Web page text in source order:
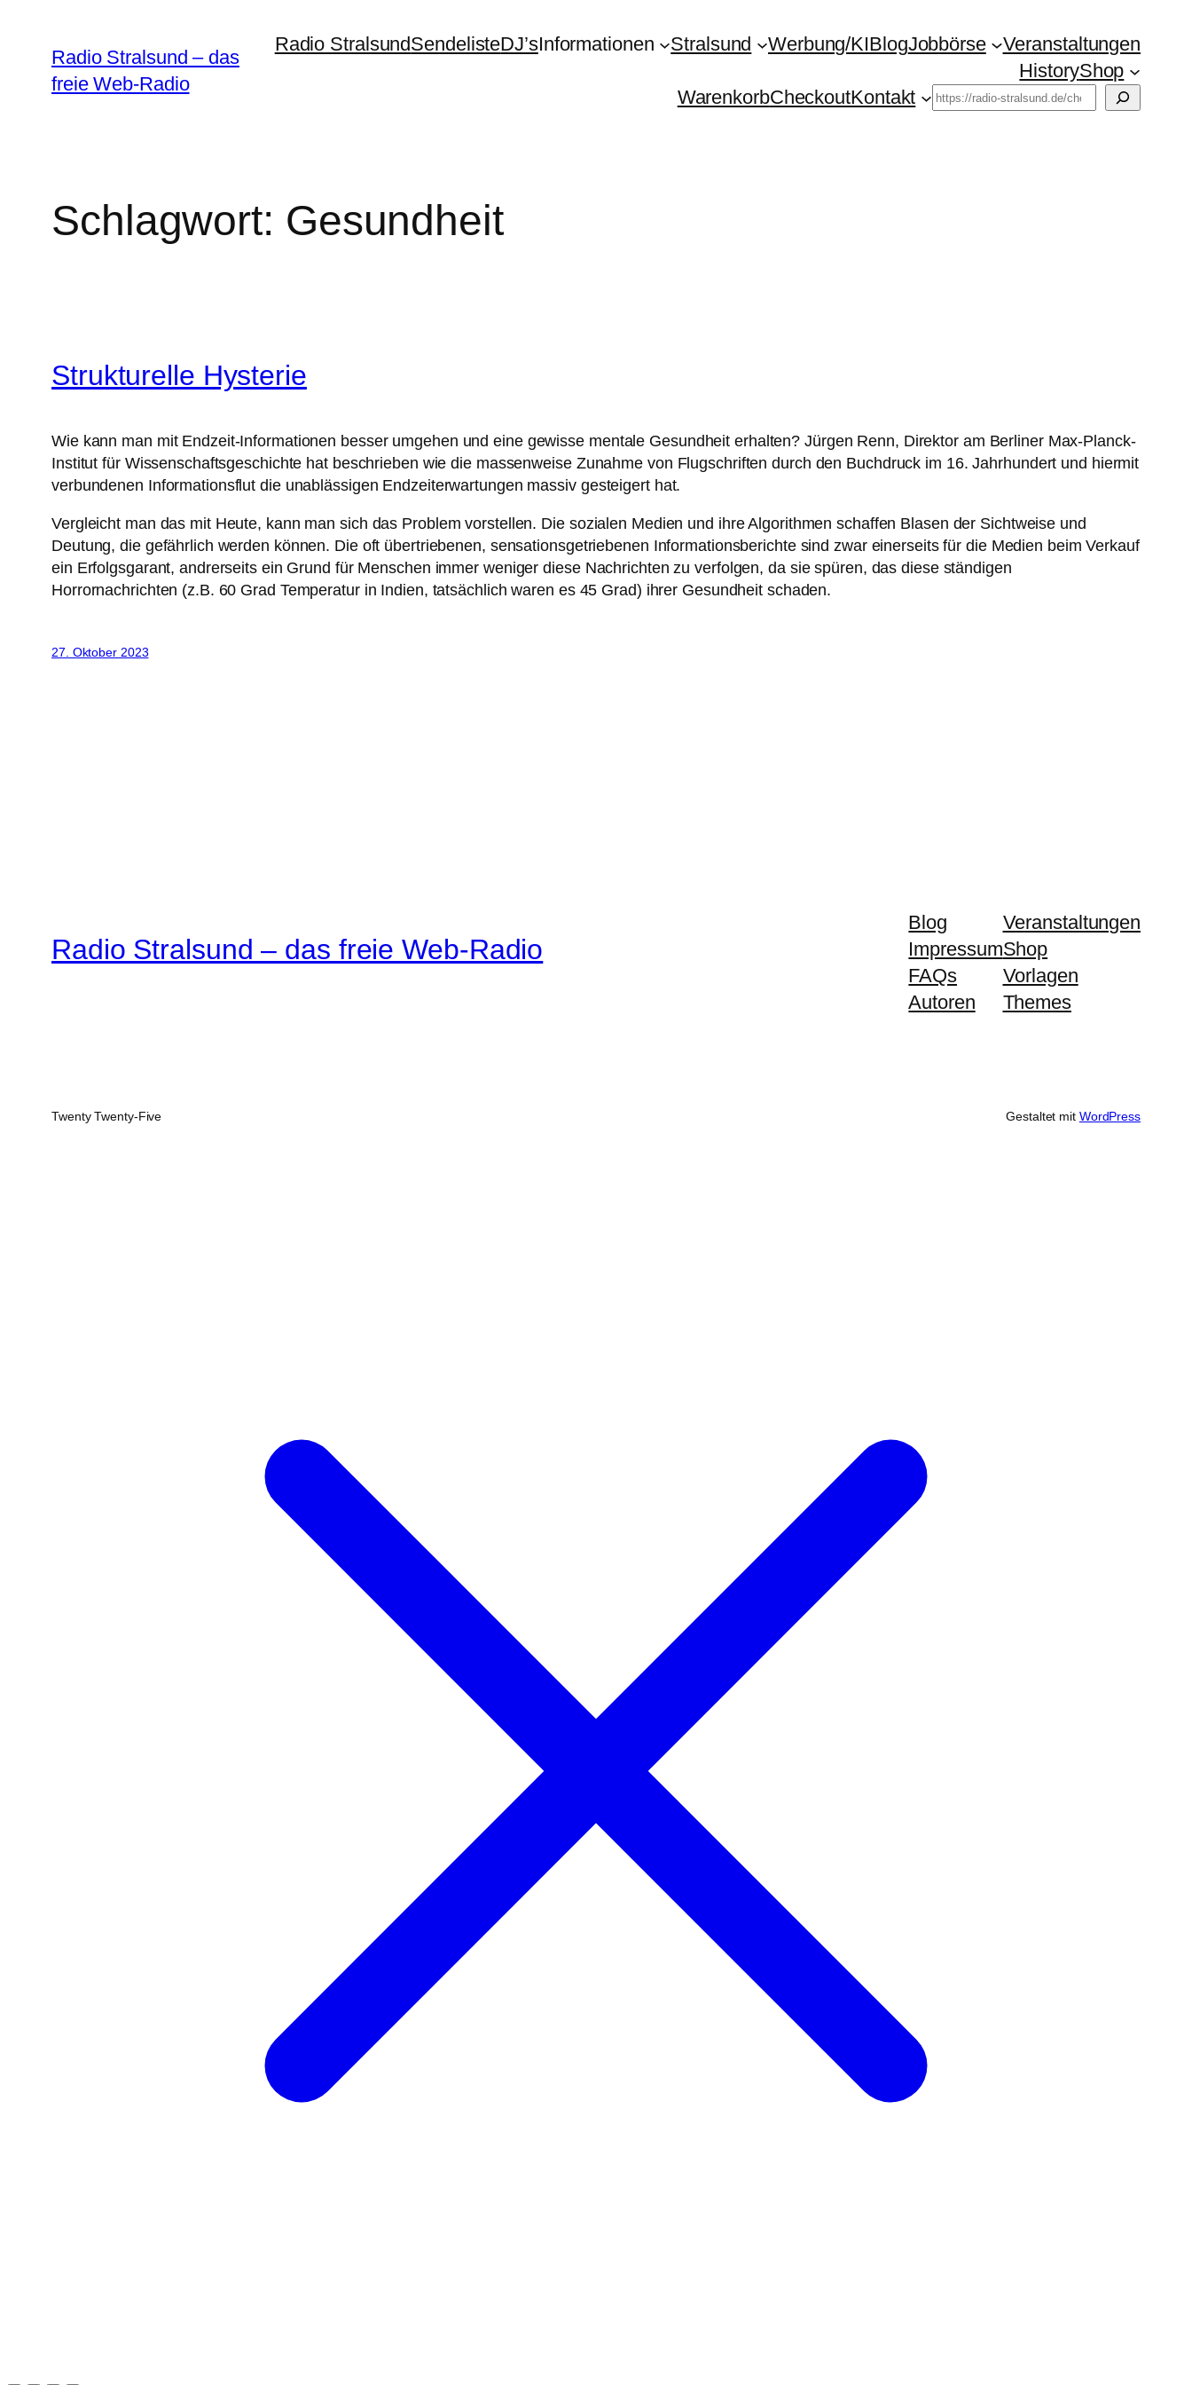
Inhalt
springen
Radio Stralsund – das
freie Web-Radio
Radio StralsundSendelisteDJ’sInformationen Stralsund Werbung/KIBlogJobbörse
Veranstaltungen
HistoryShop
WarenkorbCheckoutKontakt Suchen
Schlagwort: Gesundheit
Strukturelle Hysterie
Wie kann man mit Endzeit-Informationen besser umgehen und eine gewisse mentale Gesundheit erhalten? Jürgen Renn, Direktor am Berliner Max-Planck-
Institut für Wissenschaftsgeschichte hat beschrieben wie die massenweise Zunahme von Flugschriften durch den Buchdruck im 16. Jahrhundert und hiermit
verbundenen Informationsflut die unablässigen Endzeiterwartungen massiv gesteigert hat.
Vergleicht man das mit Heute, kann man sich das Problem vorstellen. Die sozialen Medien und ihre Algorithmen schaffen Blasen der Sichtweise und
Deutung, die gefährlich werden können. Die oft übertriebenen, sensationsgetriebenen Informationsberichte sind zwar einerseits für die Medien beim Verkauf
ein Erfolgsgarant, andrerseits ein Grund für Menschen immer weniger diese Nachrichten zu verfolgen, da sie spüren, das diese ständigen
Horrornachrichten (z.B. 60 Grad Temperatur in Indien, tatsächlich waren es 45 Grad) ihrer Gesundheit schaden.
27. Oktober 2023
Radio Stralsund – das freie Web-Radio
Blog
Impressum
FAQs
Autoren
Veranstaltungen
Shop
Vorlagen
Themes
Twenty Twenty-Five Gestaltet mit WordPress